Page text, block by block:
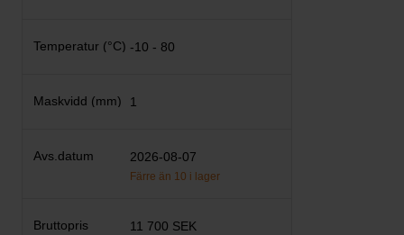
-10 - 80
1
2026-08-07
Färre än 10 i lager
11 700 SEK